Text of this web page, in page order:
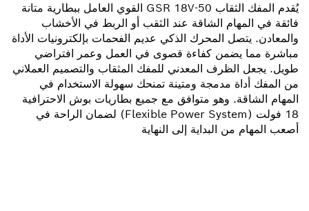
يُقدم المفك الثقاب GSR 18V-50 القوي العامل ببطارية متانة
فائقة في المهام الشاقة عند الثقب أو الربط في الأخشاب
والمعادن. يتصل المحرك الذكي عديم الفحمات بإلكترونيات الأداة
مباشرة مما يضمن كفاءة قصوى في العمل وعمر افتراضي
طويل. يجعل الظرف المعدني للمفك المثقاب والتصميم العملاني
من المفك أداة مدمجة ومتينة تمنحك سهولة الاستخدام في
المهام الشاقة. وهو متوافق مع جميع بطاريات بوش الاحترافية
18 فولت (Flexible Power System) لضمان الراحة في
أصعب المهام من البداية إلى النهاية